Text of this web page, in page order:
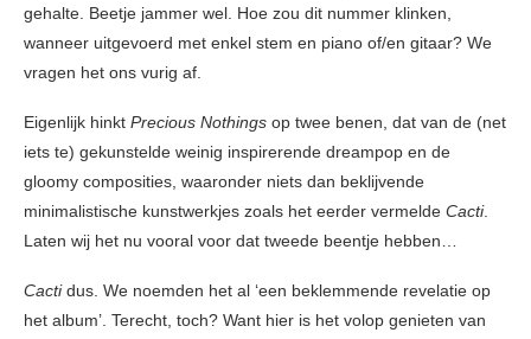
gehalte. Beetje jammer wel. Hoe zou dit nummer klinken,
wanneer uitgevoerd met enkel stem en piano of/en gitaar? We
vragen het ons vurig af.
Eigenlijk hinkt Precious Nothings op twee benen, dat van de (net
iets te) gekunstelde weinig inspirerende dreampop en de
gloomy composities, waaronder niets dan beklijvende
minimalistische kunstwerkjes zoals het eerder vermelde Cacti.
Laten wij het nu vooral voor dat tweede beentje hebben…
Cactidus. We noemden het al ‘een beklemmende revelatie op
het album’. Terecht, toch? Want hier is het volop genieten van